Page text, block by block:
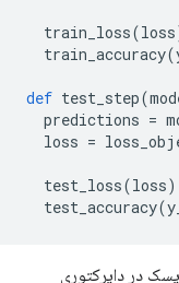
train_loss(loss
train_accuracy(
def test_step(
predictions =
loss =
test_loss(loss)
test_accuracy(
در دایرکتوری